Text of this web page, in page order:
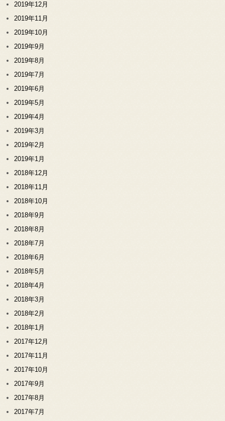
2019年12月
2019年11月
2019年10月
2019年9月
2019年8月
2019年7月
2019年6月
2019年5月
2019年4月
2019年3月
2019年2月
2019年1月
2018年12月
2018年11月
2018年10月
2018年9月
2018年8月
2018年7月
2018年6月
2018年5月
2018年4月
2018年3月
2018年2月
2018年1月
2017年12月
2017年11月
2017年10月
2017年9月
2017年8月
2017年7月